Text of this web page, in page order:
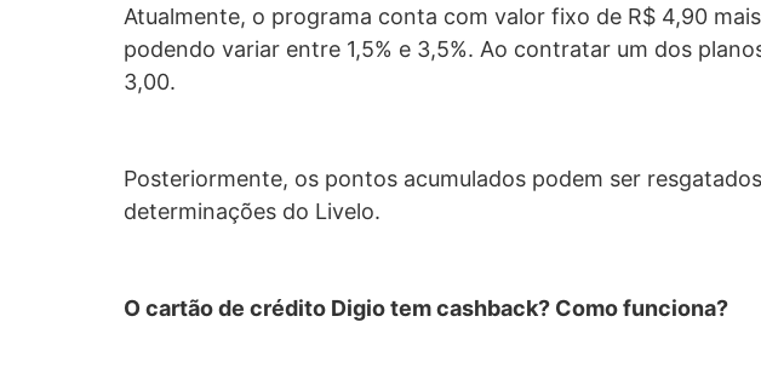
Atualmente, o programa conta com valor fixo de R$ 4,90
podendo variar entre 1,5% e 3,5%. Ao contratar um dos
3,00.
Posteriormente, os pontos acumulados podem ser
determinações do Livelo.
O cartão de crédito Digio tem cashback? Como funciona?